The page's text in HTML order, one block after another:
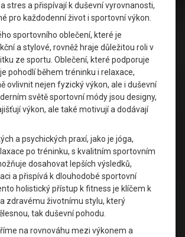
stres a přispívají k duševní vyrovnanosti,
pro každodenní život i sportovní výkon.
sportovního oblečení, které je
a stylové, rovněž hraje důležitou roli v
ze sportu. Oblečení, které podporuje
pohodlí během tréninku i relaxace,
ovlivnit nejen fyzický výkon, ale i duševní
světě sportovní módy jsou designy,
výkon, ale také motivují a dodávají
a psychických praxí, jako je jóga,
po tréninku, s kvalitním sportovním
dosahovat lepších výsledků,
a přispívá k dlouhodobé sportovní
holistický přístup k fitness je klíčem k
zdravému životnímu stylu, který
tak duševní pohodu.
na rovnováhu mezi výkonem a